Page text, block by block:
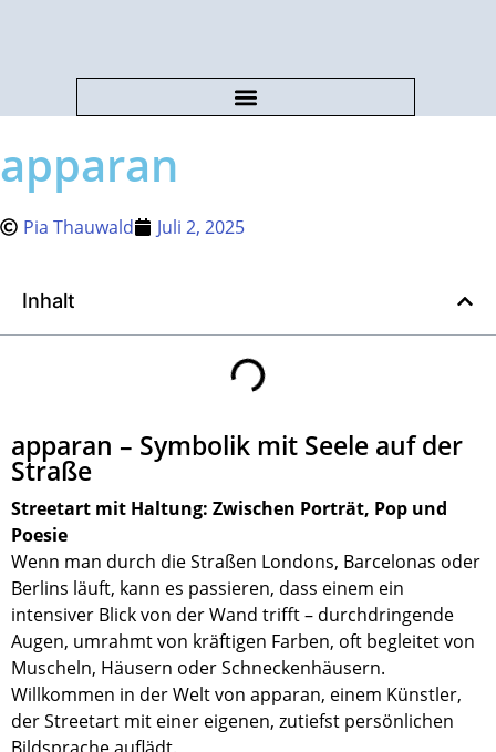
apparan
Pia Thauwald Juli 2, 2025
Inhalt
apparan – Symbolik mit Seele auf der
Straße
Streetart mit Haltung: Zwischen Porträt, Pop und
Poesie
Wenn man durch die Straßen Londons, Barcelonas oder
Berlins läuft, kann es passieren, dass einem ein
intensiver Blick von der Wand trifft – durchdringende
Augen, umrahmt von kräftigen Farben, oft begleitet von
Muscheln, Häusern oder Schneckenhäusern.
Willkommen in der Welt von apparan, einem Künstler,
der Streetart mit einer eigenen, zutiefst persönlichen